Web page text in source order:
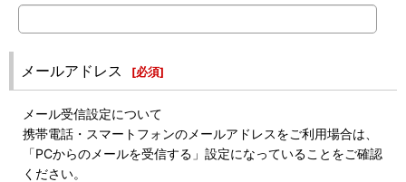
メールアドレス [必須]
メール受信設定について
携帯電話・スマートフォンのメールアドレスをご利用場合は、
「PCからのメールを受信する」設定になっていることをご確認
ください。